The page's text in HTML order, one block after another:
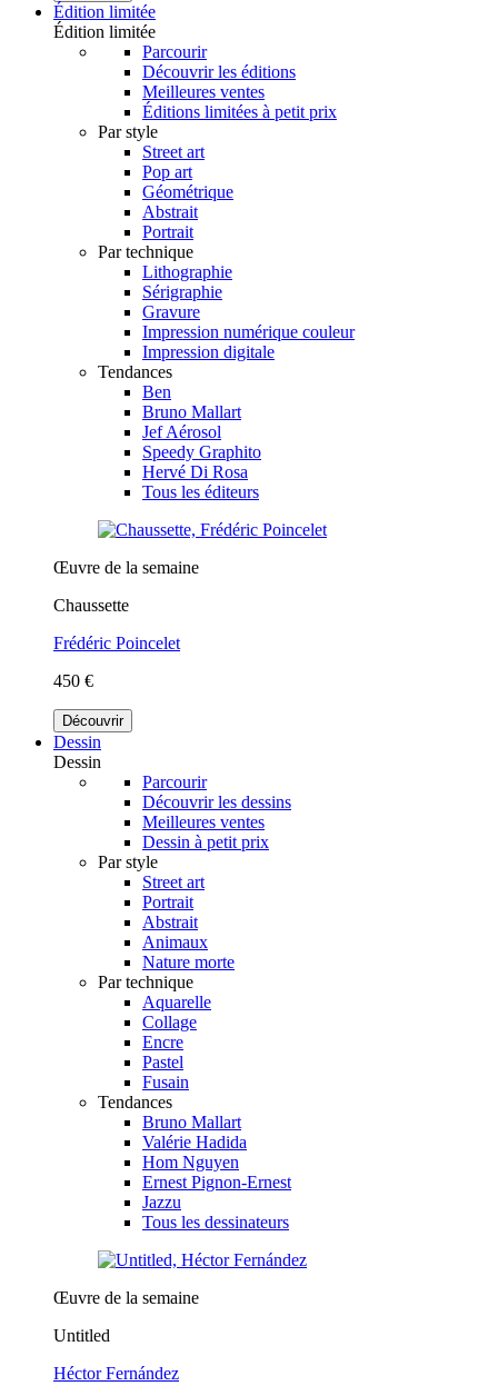
Édition limitée
Édition limitée
Parcourir
Découvrir les éditions
Meilleures ventes
Éditions limitées à petit prix
Par style
Street art
Pop art
Géométrique
Abstrait
Portrait
Par technique
Lithographie
Sérigraphie
Gravure
Impression numérique couleur
Impression digitale
Tendances
Ben
Bruno Mallart
Jef Aérosol
Speedy Graphito
Hervé Di Rosa
Tous les éditeurs
Œuvre de la semaine
Chaussette
Frédéric Poincelet
450 €
Découvrir
Dessin
Dessin
Parcourir
Découvrir les dessins
Meilleures ventes
Dessin à petit prix
Par style
Street art
Portrait
Abstrait
Animaux
Nature morte
Par technique
Aquarelle
Collage
Encre
Pastel
Fusain
Tendances
Bruno Mallart
Valérie Hadida
Hom Nguyen
Ernest Pignon-Ernest
Jazzu
Tous les dessinateurs
Œuvre de la semaine
Untitled
Héctor Fernández